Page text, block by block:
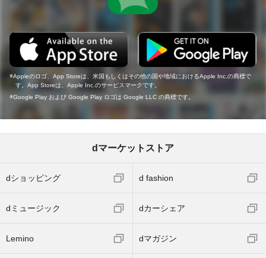
Appleのロゴ、App Storeは、米国もしくはその他の国や地域におけるApple Inc.の商標で
す。App Storeは、Apple Inc.のサービスマークです。
Google Play および Google Play ロゴは Google LLC の商標です。
dマーケットストア
dショッピング d fashion
dミュージック dカーシェア
Lemino dマガジン